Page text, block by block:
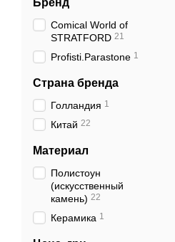
Бренд
Comical World of
STRATFORD 21
Profisti.Parastone 1
Страна бренда
Голландия 1
Китай 22
Материал
Полистоун
(искусственный
камень) 22
Керамика 1